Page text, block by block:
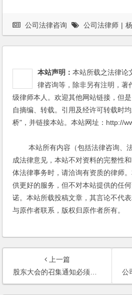
公司法律咨询 公司法律师 |
本站声明：本站所载之法律论
律咨询等，除非另有注明，著
级律师本人。欢迎其他网站链接，但
自摘编、转载。引用及经许可转载时
桥"，并链接本站。本站网址：http://
本站所有内容（包括法律咨询、法
成法律意见，本站不对资料的完整性
体法律事务时，请洽询有资质的律师
供更好的服务，但不对本站提供的任
诺。本站所载投稿文章，其言论不代
与原作者联系，版权归原作者所有。
上一篇
股东大会的召集通知必须以书面形式吗？
公司法规定